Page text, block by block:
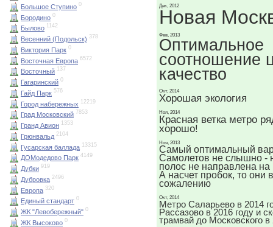
Большое Ступино 0
Бородино 0
Былово 1142
Весенний (Подольск) 378
Виктория Парк 0
Восточная Европа 6572
Восточный 137
Гагаринский 0
Гайд Парк 576
Город набережных 12219
Град Московский 7853
Гранд Авион 1353
Грюнвальд 2104
Гусарская баллада 13315
ДОМодедово Парк 4149
Дубки 919
Дубровка 2496
Европа 320
Единый стандарт 0
ЖК "Левобережный" 0
ЖК Высоково 0
Дек, 2012
Новая
Фев, 2013
Оптимальное
соотношение
качество
Окт, 2014
Хорошая экология
Ноя, 2014
Красная ветка метро
хорошо!
Ноя, 2013
Самый оптимальный
Самолетов не слышно -
полос не направлена на
А насчет пробок, то они
сожалению
Окт, 2014
Метро Саларьево в 2014
Рассазово в 2016 году и
трамвай до Московского в